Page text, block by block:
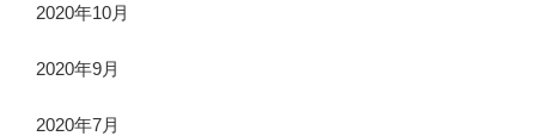
2020年10月
2020年9月
2020年7月